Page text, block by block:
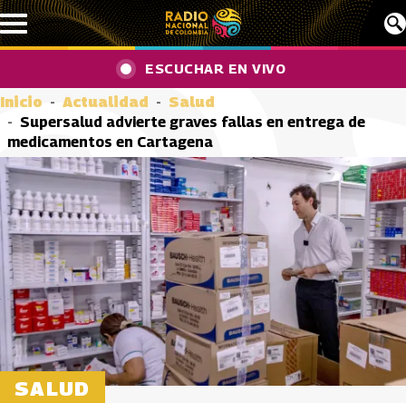
Pasar al contenido principal
ESCUCHAR EN VIVO
Inicio Actualidad
Salud
Supersalud advierte graves fallas en entrega de
medicamentos en Cartagena
SALUD